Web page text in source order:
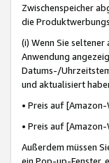
Zwischenspeicher
die
(i) Wenn Sie
Anwendung
Datums-/
und aktualisiert
• Preis auf
• Preis auf
Außerdem müssen
ein Pop-up-Fenster,